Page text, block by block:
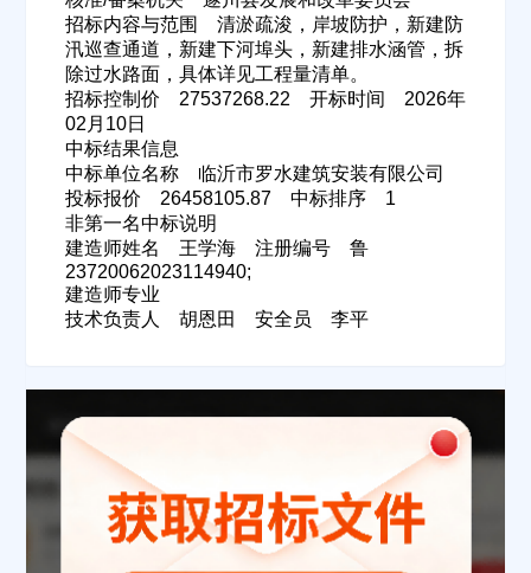
招标内容与范围 清淤疏浚，岸坡防护，新建防
汛巡查通道，新建下河埠头，新建排水涵管，拆
除过水路面，具体详见工程量清单。
招标控制价 27537268.22 开标时间 2026年
02月10日
中标结果信息
中标单位名称 临沂市罗水建筑安装有限公司
投标报价 26458105.87 中标排序 1
非第一名中标说明
建造师姓名 王学海 注册编号 鲁
23720062023114940;
建造师专业
技术负责人 胡恩田 安全员 李平
欢迎入驻供应商